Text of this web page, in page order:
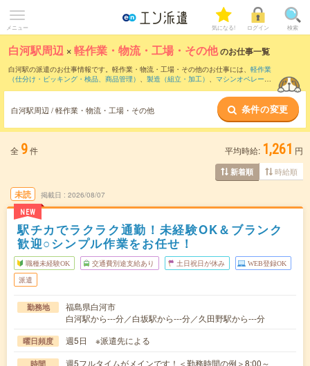
メニュー 気になる! ログイン 検索
白河駅周辺 ×軽作業・物流・工場・その他のお仕事一覧
白河駅の派遣のお仕事情報です。軽作業・物流・工場・その他のお仕事には、 軽作業
（仕分け・ピッキング・検品、商品管理） 、 製造（組立・加工） 、 マシンオペレータ
白河駅周辺 / 軽作業・物流・工場・その他 条件の変更
全 9件 平均時給: 1,261 円
新着順 時給順
未読
NEW
掲載日 2026/08/07
駅チカでラクラク通勤！未経験OK＆ブランク
歓迎○シンプル作業をお任せ！
職種未経験OK 交通費別途支給あり 土日祝日が休み WEB登録OK
派遣
勤務地
福島県白河市
白河駅から---分／白坂駅から---分／久田野駅から---分
曜日頻度 週5日 ※派遣先による
時間
週5フルタイムがメインです！＜勤務時間の例＞8:00～